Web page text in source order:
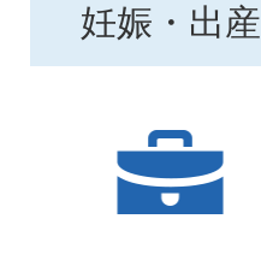
妊娠・出産